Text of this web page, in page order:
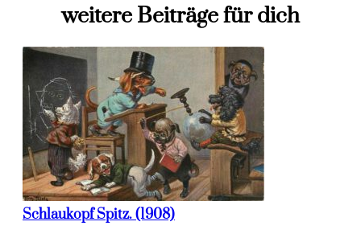
weitere Beiträge für dich
Schlaukopf Spitz. (1908)